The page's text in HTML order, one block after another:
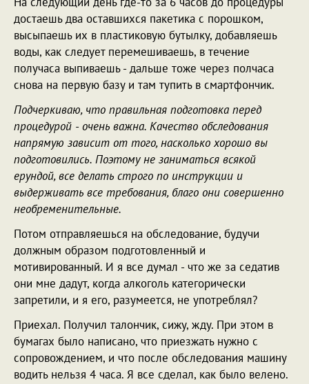
достаешь два оставшихся пакетика с порошком,
высыпаешь их в пластиковую бутылку, добавляешь
воды, как следует перемешиваешь, в течение
получаса выпиваешь - дальше тоже через полчаса
снова на первую базу и там тупить в смартфончик.
Подчеркиваю, что правильная подготовка перед
процедурой - очень важна. Качество обследования
напрямую зависит от того, насколько хорошо вы
подготовились. Поэтому не заниматься всякой
ерундой, все делать строго по инструкции и
выдерживать все требования, благо они совершенно
необременительные.
Потом отправляешься на обследование, будучи
должным образом подготовленный и
мотивированный. И я все думал - что же за седатив
они мне дадут, когда алкоголь категорически
запретили, и я его, разумеется, не употреблял?
Приехал. Получил талончик, сижу, жду. При этом в
бумагах было написано, что приезжать нужно с
сопровождением, и что после обследования машину
водить нельзя 4 часа. Я все сделал, как было велено.